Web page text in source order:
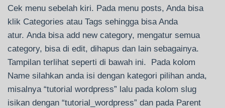
Cek menu sebelah kiri. Pada menu posts, Anda bisa
klik Categories atau Tags sehingga bisa Anda
atur. Anda bisa add new category, mengatur semua
category, bisa di edit, dihapus dan lain sebagainya.
Tampilan terlihat seperti di bawah ini. Pada kolom
Name silahkan anda isi dengan kategori pilihan anda,
misalnya “tutorial wordpress” lalu pada kolom slug
isikan dengan “tutorial_wordpress” dan pada Parent